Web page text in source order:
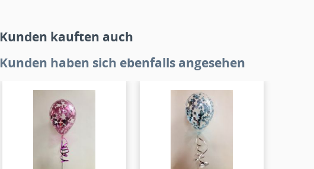
Kunden kauften auch
Kunden haben sich ebenfalls angesehen